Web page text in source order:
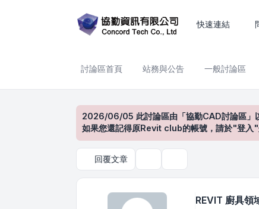
快速連結
討論區首頁 站務與公告 一般討論區
2026/06/05 此討論區由「協勤CAD討論區」
如果您還記得原Revit club的帳號，請於"登入"
回覆文章
REVIT 廚具領